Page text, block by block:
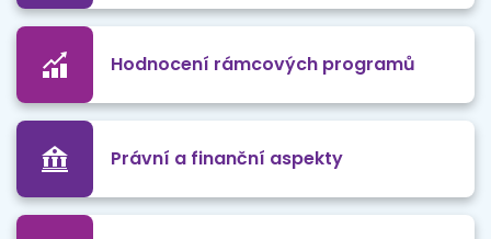
Hodnocení rámcových programů
Právní a finanční aspekty